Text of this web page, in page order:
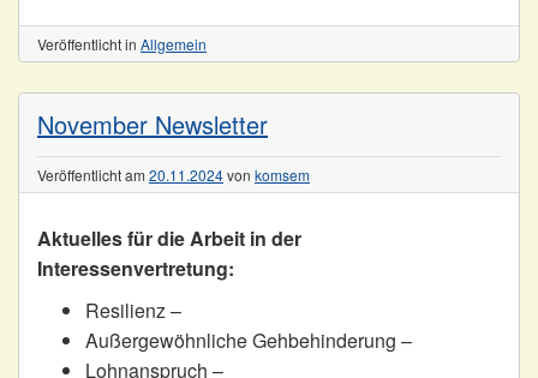
Veröffentlicht in Allgemein
November Newsletter
Veröffentlicht am 20.11.2024von komsem
Aktuelles für die Arbeit in der
Interessenvertretung:
Resilienz –
Außergewöhnliche Gehbehinderung –
Lohnanspruch –